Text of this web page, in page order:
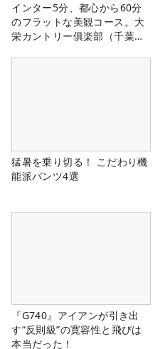
インター5分、都心から60分
のフラットな美観コース。大
栄カントリー俱楽部（千葉
猛暑を乗り切る！ こだわり機
能派パンツ4選
『G740』アイアンが引き出
す“反則級”の寛容性と飛びは
本当だった！